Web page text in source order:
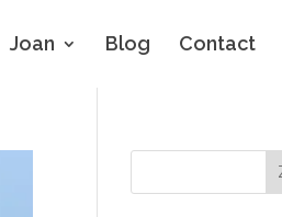
Joan Blog Contact